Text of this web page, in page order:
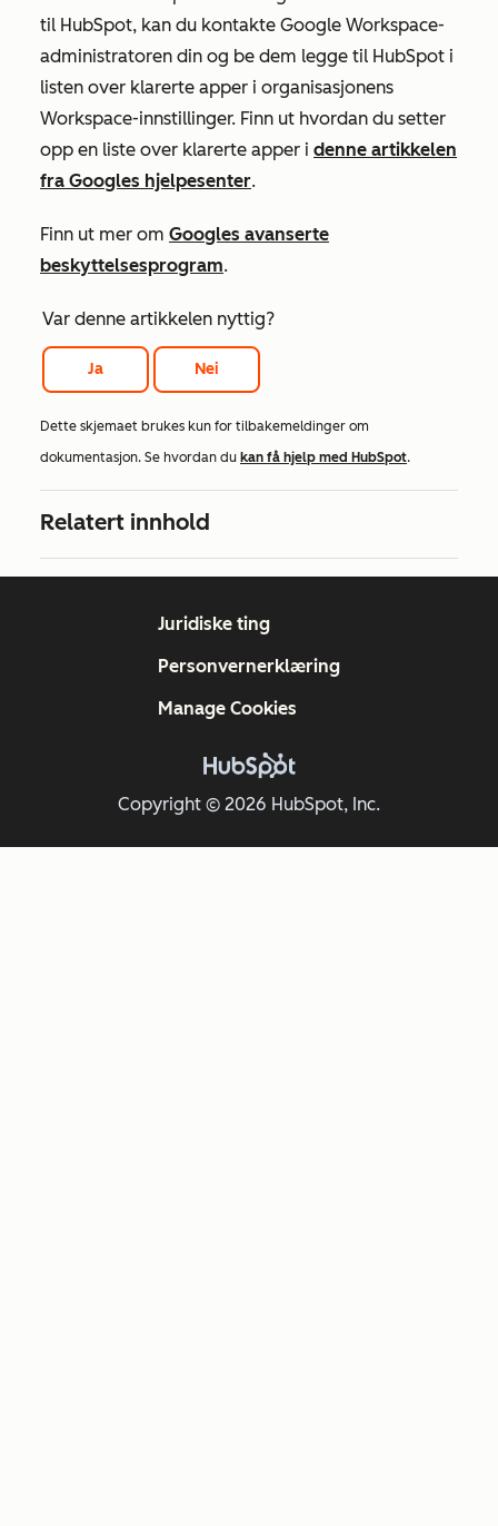
til HubSpot, kan du kontakte Google Workspace-
administratoren din og be dem legge til HubSpot i
listen over klarerte apper i organisasjonens
Workspace-innstillinger. Finn ut hvordan du setter
opp en liste over klarerte apper i denne artikkelen
fra Googles hjelpesenter.
Finn ut mer om Googles avanserte
beskyttelsesprogram.
Var denne artikkelen nyttig?
Ja Nei
Dette skjemaet brukes kun for tilbakemeldinger om
dokumentasjon. Se hvordan du kan få hjelp med HubSpot.
Relatert innhold
Copyright © 2026 HubSpot, Inc.
Juridiske ting
Personvernerklæring
Manage Cookies